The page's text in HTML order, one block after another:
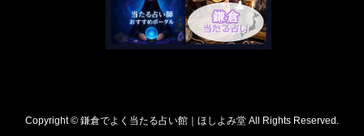
Copyright © 鎌倉でよく当たる占い館｜ほしよみ堂 All Rights Reserved.